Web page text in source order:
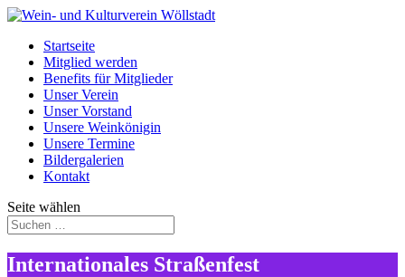
Startseite
Mitglied werden
Benefits für Mitglieder
Unser Verein
Unser Vorstand
Unsere Weinkönigin
Unsere Termine
Bildergalerien
Kontakt
Seite wählen
Internationales Straßenfest